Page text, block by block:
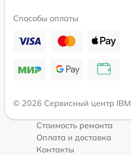
Способы оплаты
© 2026 Сервисный центр IBM
Стоимость ремонта
Оплата и доставка
Контакты